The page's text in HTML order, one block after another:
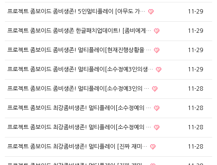
프로젝트 좀보이드 좀비생존! 5인멀티플레이 [아무도 가… 11-29
프로젝트 좀보이드 좀비생존 한글패치업데이트! [좀비에게… 11-29
프로젝트 좀보이드 좀비생존! 멀티플레이[현재진행상황을 … 11-29
프로젝트 좀보이드 좀비생존! 멀티플레이[소수정예3인의생… 11-29
프로젝트 좀보이드 좀비생존! 멀티플레이[소수정예3인의 … 11-28
프로젝트 좀보이드 최강좀비생존! 멀티플레이[소수정예의 … 11-28
프로젝트 좀보이드 최강좀비생존! 멀티플레이[소수정예의 … 11-28
프로젝트 좀보이드 최강좀비생존! 멀티플레이 [진짜 재미… 11-28